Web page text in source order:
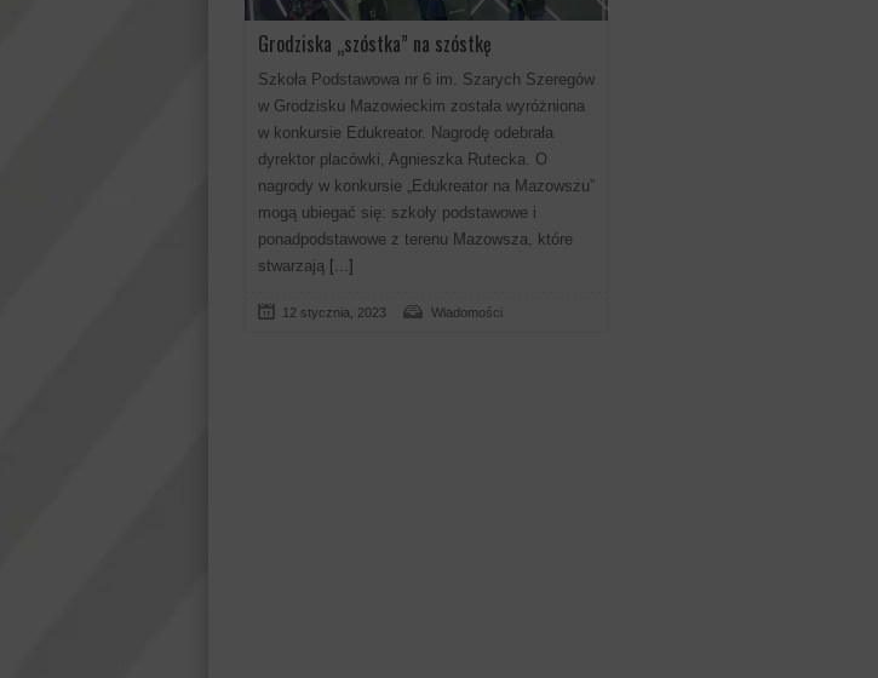
Grodziska „szóstka” na szóstkę
Szkoła Podstawowa nr 6 im. Szarych Szeregów
w Grodzisku Mazowieckim została wyróżniona
w konkursie Edukreator. Nagrodę odebrała
dyrektor placówki, Agnieszka Rutecka. O
nagrody w konkursie „Edukreator na Mazowszu”
mogą ubiegać się: szkoły podstawowe i
ponadpodstawowe z terenu Mazowsza, które
stwarzają [...]
12 stycznia, 2023 Wiadomości